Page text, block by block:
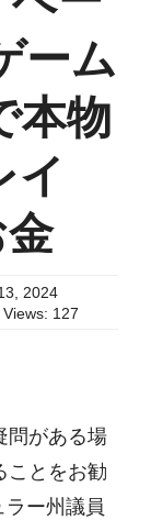
ーム
本物
イ
2024
Views: 127
問がある場
ことをお勧
ー州議員